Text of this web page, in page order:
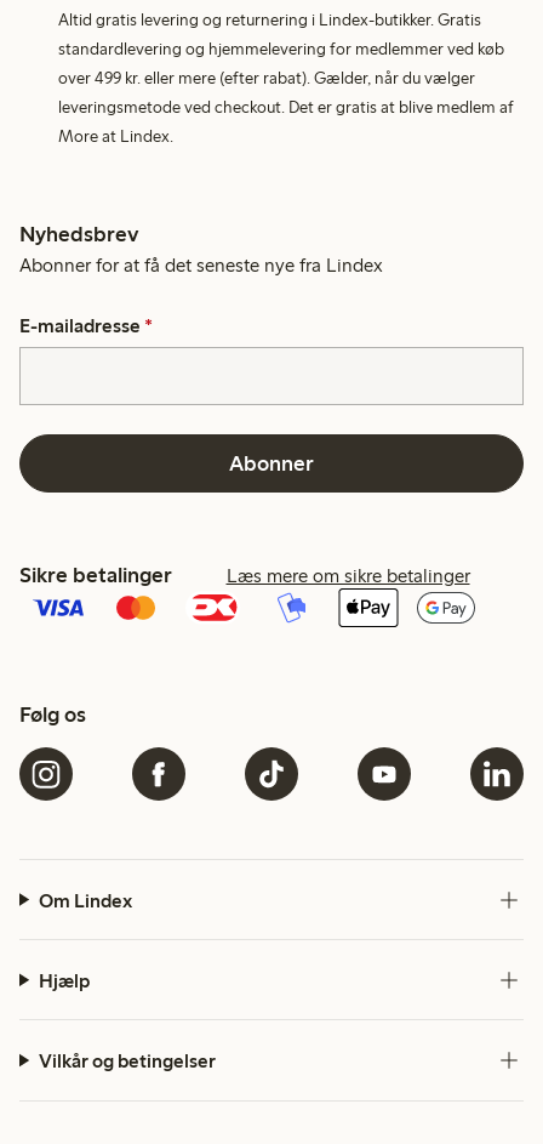
Altid gratis levering og returnering i Lindex-butikker. Gratis
standardlevering og hjemmelevering for medlemmer ved køb
over 499 kr. eller mere (efter rabat). Gælder, når du vælger
leveringsmetode ved checkout. Det er gratis at blive medlem af
More at Lindex.
Nyhedsbrev
Abonner for at få det seneste nye fra Lindex
E-mailadresse *
Abonner
Sikre betalinger Læs mere om sikre betalinger
Følg os
Om Lindex
Hjælp
Vilkår og betingelser